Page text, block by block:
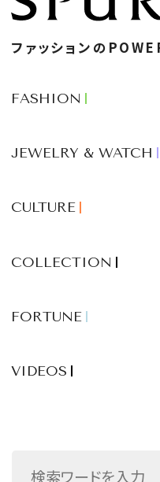
ファッションの
FASHION
JEWELRY & WATCH
CULTURE
COLLECTION
FORTUNE
VIDEOS